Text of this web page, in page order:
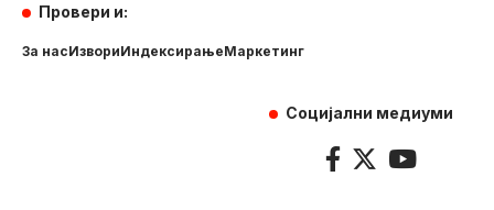
Провери и:
За насИзвориИндексирањеМаркетинг
Социјални медиуми